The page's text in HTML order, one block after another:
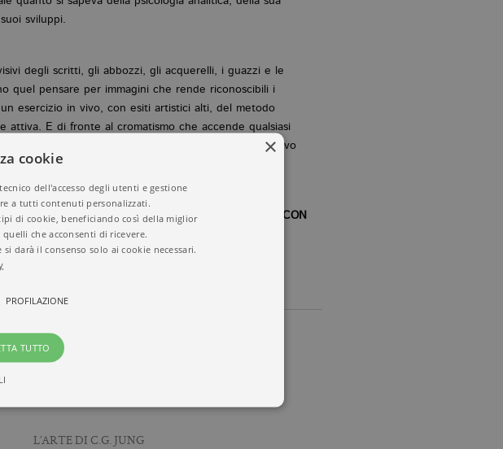
sviluppi.
degli scritti, gli abbozzi, gli acquerelli, i guazzi e le
quel pensare per immagini che rende riconoscibili i
un esercizio in vivo, con esiti artistici alti, del metodo
attiva. E di fronte al cromatismo che accende qualsiasi
paesaggio, demone o mandala, non sarà eccessivo
PIÙ SUL LIBRO E SUL RAPPORTO DELL'AUTORE CON
SITO DEL' ARTE DI C.G. JUNG
LE PRIME PAGINE
L’ARTE DI C.G. JUNG
×
cookie
dell'accesso degli utenti e gestione
a tutti contenuti personalizzati.
di cookie, beneficiando così della miglior
che acconsenti di ricevere.
darà il consenso solo ai cookie necessari.
PROFILAZIONE
TUTTO